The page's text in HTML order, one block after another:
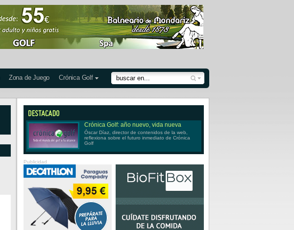
Zona de Juego Crónica Golf
Crónica Golf: año nuevo, vida nueva
Óscar Díaz, director de contenidos de la web,
reflexiona sobre el futuro inmediato de Crónica
Golf
Publicidad